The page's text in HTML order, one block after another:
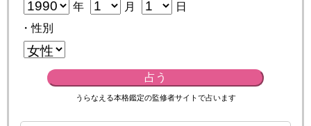
年 月
日
・性別
占う
うらなえる本格鑑定の監修者サイトで占います